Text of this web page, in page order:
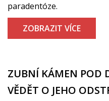
paradentóze.
ZOBRAZIT VÍCE
ZUBNÍ KÁMEN POD
VĚDĚT O JEHO